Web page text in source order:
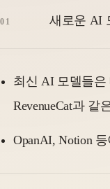
새로운 AI
최신 AI 모델들은
RevenueCat과
OpanAI, Notion